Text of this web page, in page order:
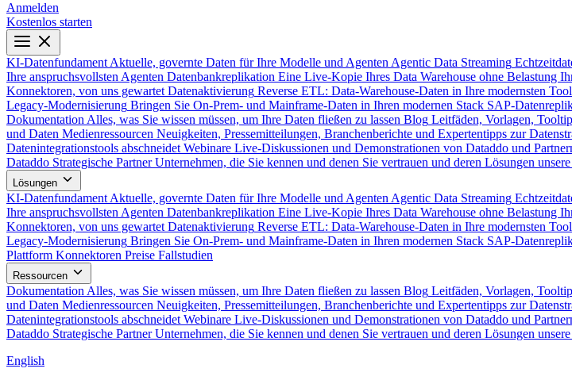
Anmelden
Kostenlos starten
KI-Datenfundament Aktuelle, governte Daten für Ihre Modelle und Agenten Agentic Data Streaming
Ihre anspruchsvollsten Agenten Datenbankreplikation Eine Live-Kopie Ihres Data Warehouse ohne Belastung
Konnektoren, von uns gewartet Datenaktivierung Reverse ETL: Data-Warehouse-Daten in Ihre modernsten
Legacy-Modernisierung Bringen Sie On-Prem- und Mainframe-Daten in Ihren modernen Stack SAP-
Dokumentation Alles, was Sie wissen müssen, um Ihre Daten fließen zu lassen Blog Leitfäden, Vorlagen,
und Daten Medienressourcen Neuigkeiten, Pressemitteilungen, Branchenberichte und Expertentipps zur
Datenintegrationstools abschneidet Webinare Live-Diskussionen und Demonstrationen von Dataddo und
Dataddo Strategische Partner Unternehmen, die Sie kennen und denen Sie vertrauen und deren Lösungen unsere
Lösungen
KI-Datenfundament Aktuelle, governte Daten für Ihre Modelle und Agenten Agentic Data Streaming
Ihre anspruchsvollsten Agenten Datenbankreplikation Eine Live-Kopie Ihres Data Warehouse ohne Belastung
Konnektoren, von uns gewartet Datenaktivierung Reverse ETL: Data-Warehouse-Daten in Ihre modernsten
Legacy-Modernisierung Bringen Sie On-Prem- und Mainframe-Daten in Ihren modernen Stack SAP-
Plattform Konnektoren Preise Fallstudien
Ressourcen
Dokumentation Alles, was Sie wissen müssen, um Ihre Daten fließen zu lassen Blog Leitfäden, Vorlagen,
und Daten Medienressourcen Neuigkeiten, Pressemitteilungen, Branchenberichte und Expertentipps zur
Datenintegrationstools abschneidet Webinare Live-Diskussionen und Demonstrationen von Dataddo und
Dataddo Strategische Partner Unternehmen, die Sie kennen und denen Sie vertrauen und deren Lösungen unsere
English